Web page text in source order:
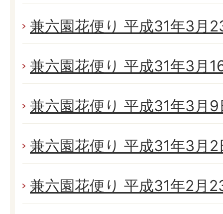
兼六園花便り 平成31年3月
兼六園花便り 平成31年3月
兼六園花便り 平成31年3月
兼六園花便り 平成31年3月2
兼六園花便り 平成31年2月